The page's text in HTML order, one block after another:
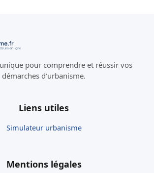
pour comprendre et réussir vos
démarches d’urbanisme.
Liens utiles
Simulateur urbanisme
Mentions légales